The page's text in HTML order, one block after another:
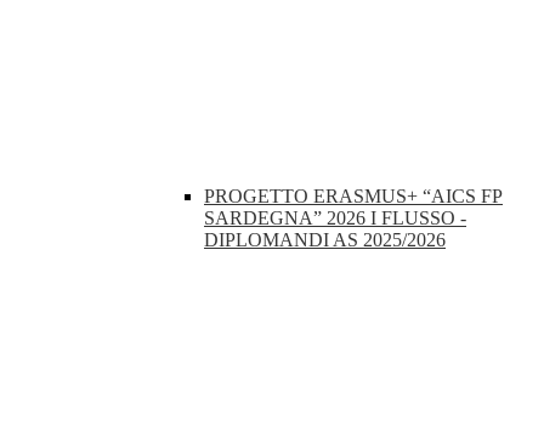
PROGETTO ERASMUS+ “AICS FP
SARDEGNA” 2026 I FLUSSO -
DIPLOMANDI AS 2025/2026